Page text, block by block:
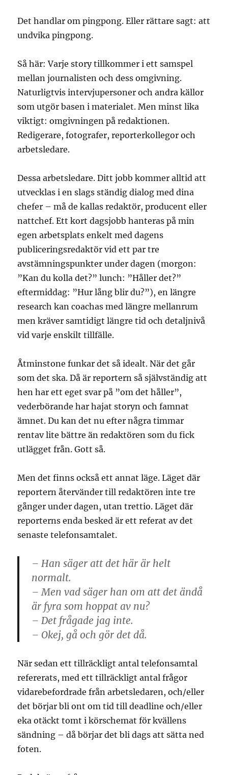
Det handlar om pingpong. Eller rättare sagt: att
undvika pingpong.
Så här: Varje story tillkommer i ett samspel
mellan journalisten och dess omgivning.
Naturligtvis intervjupersoner och andra källor
som utgör basen i materialet. Men minst lika
viktigt: omgivningen på redaktionen.
Redigerare, fotografer, reporterkollegor och
arbetsledare.
Dessa arbetsledare. Ditt jobb kommer alltid att
utvecklas i en slags ständig dialog med dina
chefer – må de kallas redaktör, producent eller
nattchef. Ett kort dagsjobb hanteras på min
egen arbetsplats enkelt med dagens
publiceringsredaktör vid ett par tre
avstämningspunkter under dagen (morgon:
”Kan du kolla det?” lunch: ”Håller det?”
eftermiddag: ”Hur lång blir du?”), en längre
research kan coachas med längre mellanrum
men kräver samtidigt längre tid och detaljnivå
vid varje enskilt tillfälle.
Åtminstone funkar det så idealt. När det går
som det ska. Då är reportern så självständig att
hen har ett eget svar på ”om det håller”,
vederbörande har hajat storyn och famnat
ämnet. Du kan det nu efter några timmar
rentav lite bättre än redaktören som du fick
utlägget från. Gott så.
Men det finns också ett annat läge. Läget där
reportern återvänder till redaktören inte tre
gånger under dagen, utan trettio. Läget där
reporterns enda besked är ett referat av det
senaste telefonsamtalet.
– Han säger att det här är helt
normalt.
– Men vad säger han om att det ändå
är fyra som hoppat av nu?
– Det frågade jag inte.
– Okej, gå och gör det då.
När sedan ett tillräckligt antal telefonsamtal
refererats, med ett tillräckligt antal frågor
vidarebefordrade från arbetsledaren, och/eller
det börjar bli ont om tid till deadline och/eller
eka otäckt tomt i körschemat för kvällens
sändning – då börjar det bli dags att sätta ned
foten.